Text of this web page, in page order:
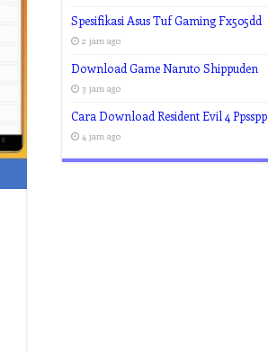
Spesifikasi Asus Tuf Gaming Fx505dd
2 jam ago
Download Game Naruto Shippuden
3 jam ago
Cara Download Resident Evil 4 Ppsspp
4 jam ago